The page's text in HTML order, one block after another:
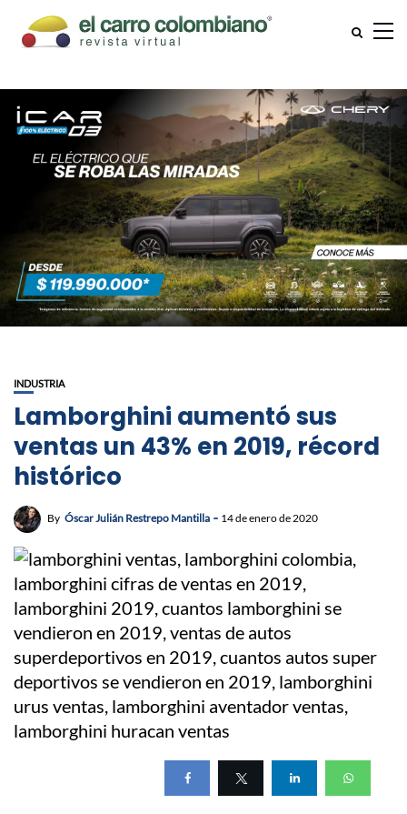
INDUSTRIA
Lamborghini aumentó sus
ventas un 43% en 2019, récord
histórico
By Óscar Julián Restrepo Mantilla 14 de enero de 2020